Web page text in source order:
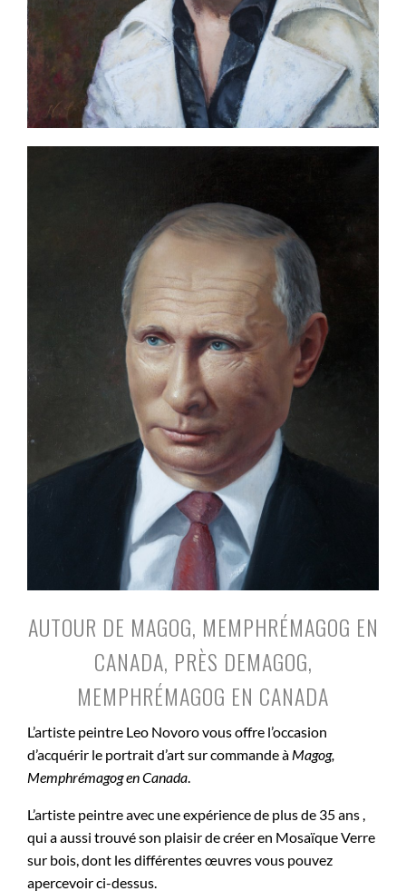
AUTOUR DE MAGOG, MEMPHRÉMAGOG EN
CANADA, PRÈS DEMAGOG,
MEMPHRÉMAGOG EN CANADA
L’artiste peintre Leo Novoro vous offre l’occasion
d’acquérir le portrait d’art sur commande à Magog,
Memphrémagog en Canada.
L’artiste peintre avec une expérience de plus de 35 ans ,
qui a aussi trouvé son plaisir de créer en Mosaïque Verre
sur bois, dont les différentes œuvres vous pouvez
apercevoir ci-dessus.